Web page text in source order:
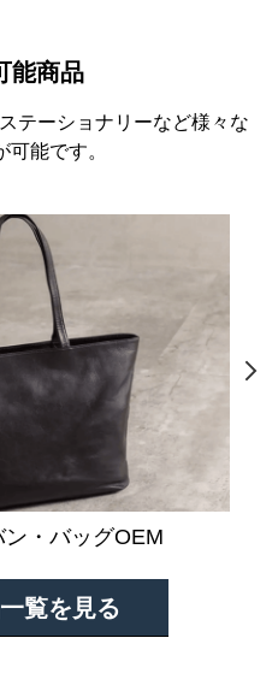
能商品
テーショナリーなど様々な
可能です。
・バッグOEM
覧を見る